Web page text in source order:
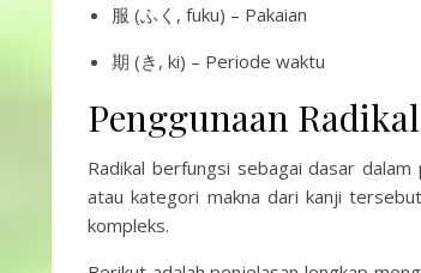
服 (ふく, fuku) – Pakaian
期 (き, ki) – Periode waktu
Penggunaan
Radikal berfungsi sebagai dasar
atau kategori makna dari kanji
kompleks.